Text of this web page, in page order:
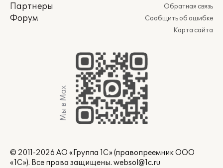
Партнеры
Форум
Обратная связь
Сообщить об ошибке
Карта сайта
Мы в Max
© 2011-2026 АО «Группа 1С» (правопреемник ООО
«1С»). Все права защищены. websol@1c.ru